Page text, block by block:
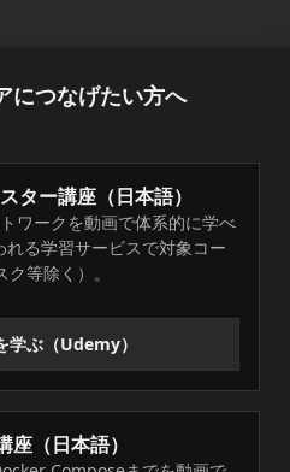
につなげたい方へ
ー講座（日本語）
ワークを動画で体系的に学べ
る学習サービスで対象コー
等除く）。
学ぶ（Udemy）
（日本語）